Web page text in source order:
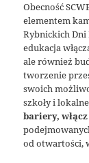
Obecność
elementem
Rybnickich Dni
edukacja
ale również
tworzenie
swoich
szkoły i
bariery, włącz
od otwartości,